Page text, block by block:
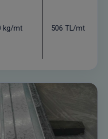
kg/mt 506 TL/mt